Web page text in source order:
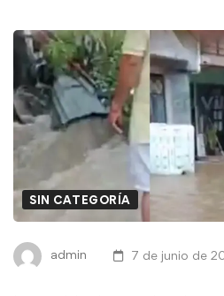
SIN CATEGORÍA
admin 7 de junio de